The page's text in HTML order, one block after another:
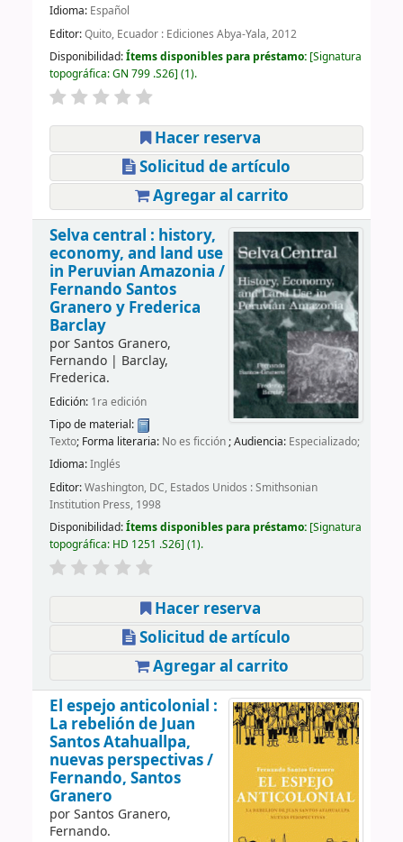
Idioma: Español
Editor:Quito, Ecuador : Ediciones Abya-Yala, 2012
Disponibilidad:Ítems disponibles para préstamo: Signatura
topográfica:GN 799 .S26 (1).
Hacer reserva
Solicitud de artículo
Agregar al carrito
Selva central : history,
economy, and land use
in Peruvian Amazonia /
Fernando Santos
Granero y Frederica
Barclay
porSantos Granero,
Fernando| Barclay,
Frederica.
Edición: 1ra edición
Tipo de material:
Texto; Forma literaria: No es ficción; Audiencia: Especializado;
Idioma:Inglés
Editor:Washington, DC, Estados Unidos : Smithsonian
Institution Press, 1998
Disponibilidad:Ítems disponibles para préstamo: Signatura
topográfica: HD 1251 .S26 (1).
Hacer reserva
Solicitud de artículo
Agregar al carrito
El espejo anticolonial :
La rebelión de Juan
Santos Atahuallpa,
nuevas perspectivas /
Fernando, Santos
Granero
porSantos Granero,
Fernando.